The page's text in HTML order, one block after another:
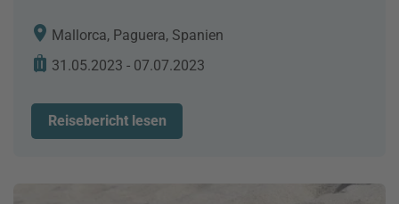
Mallorca, Paguera, Spanien
31.05.2023 - 07.07.2023
Reisebericht lesen